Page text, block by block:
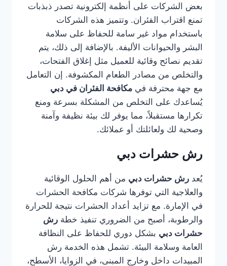
بعض الشركات على أنظمة إلكترونية تصدر ذبذبات
تمنع اقتراب الفئران. وتتميز هذه الشركات
باستخدام مواد غير سامة للحفاظ على سلامة
البشر والحيوانات الأليفة. بالإضافة إلى ذلك، يتم
تقديم نصائح وقائية للعميل مثل إغلاق الفتحات،
والتخلص من مصادر الطعام المكشوفة. إن التعامل
مع جهة محترفة في مكافحة الفئران في دبي
يُساعدك على التخلص من المشكلة بسرعة ومنع
تكرارها مستقبلاً، مما يوفر لك بيئة نظيفة وآمنة
وصحية لك ولعائلتك أو عملائك.
رش حشرات دبي
يُعد رش حشرات دبي من أهم الحلول الوقائية
والعلاجية التي توفرها شركات مكافحة الحشرات
في الإمارة. مع تزايد أعداد الحشرات نتيجة للحرارة
والرطوبة، أصبح من الضروري تنفيذ خطة رش
حشرات دبي بشكل دوري للحفاظ على النظافة
العامة وسلامة البيئة. تشمل هذه الخدمة رش
المبيدات داخل وخارج المبنى، في الزوايا، الأسطح،